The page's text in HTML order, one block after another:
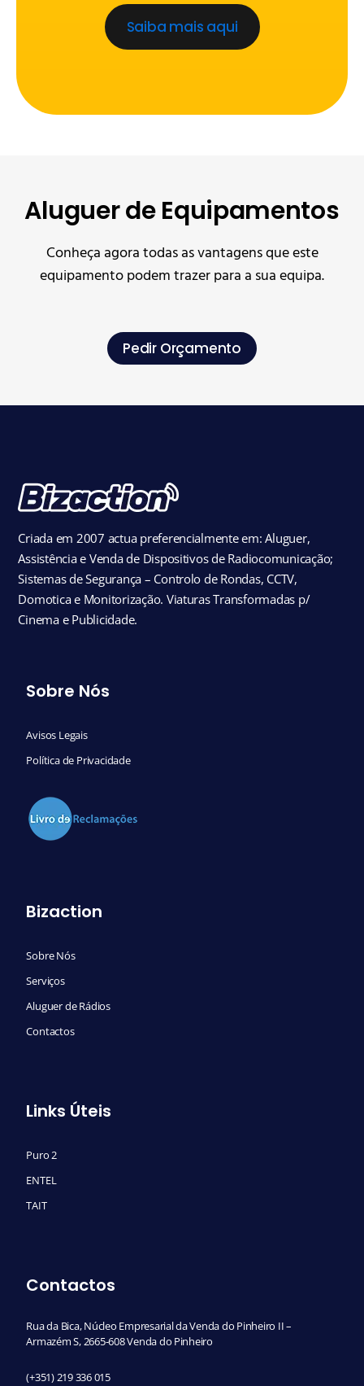
Saiba mais aqui
Aluguer de Equipamentos
Conheça agora todas as vantagens que este
equipamento podem trazer para a sua equipa.
Pedir Orçamento
Criada em 2007 actua preferencialmente em: Aluguer,
Assistência e Venda de Dispositivos de Radiocomunicação;
Sistemas de Segurança – Controlo de Rondas, CCTV,
Domotica e Monitorização. Viaturas Transformadas p/
Cinema e Publicidade.
Sobre Nós
Avisos Legais
Política de Privacidade
Bizaction
Sobre Nós
Serviços
Aluguer de Rádios
Contactos
Links Úteis
Puro 2
ENTEL
TAIT
Contactos
Rua da Bica, Núcleo Empresarial da Venda do Pinheiro II –
Armazém S, 2665-608 Venda do Pinheiro
(+351) 219 336 015